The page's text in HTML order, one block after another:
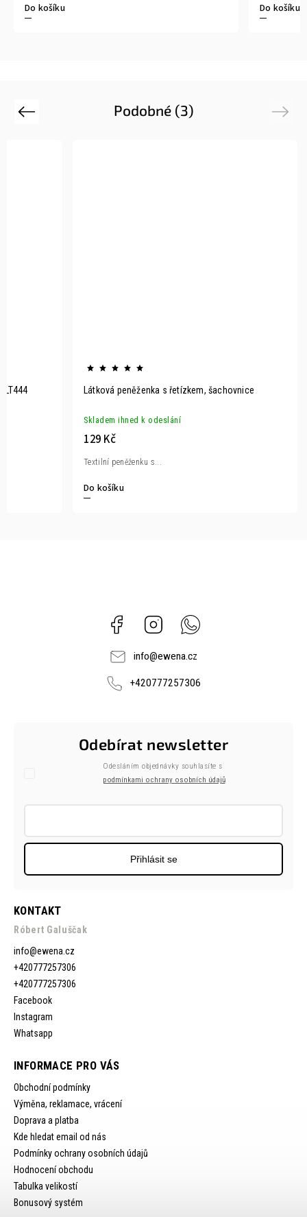
Do košíku Do košíku
Podobné (3)
Previous
LT444 Látková peněženka s řetízkem, šachovnice
Skladem ihned k odeslání
129 Kč
Do košíku
Textilní peněženku s...
Next
Facebook Instagram
info@ewena.cz
+420777257306
KONTAKT
Róbert Galuščak
info@ewena.cz
+420777257306
+420777257306
Facebook
Instagram
Whatsapp
INFORMACE PRO VÁS
Obchodní podmínky
Výměna, reklamace, vrácení
Doprava a platba
Kde hledat email od nás
Podmínky ochrany osobních údajů
Hodnocení obchodu
Tabulka velikostí
Bonusový systém
Odebírat newsletter
Odesláním objednávky souhlasíte s
podmínkami ochrany osobních údajů
Přihlásit se